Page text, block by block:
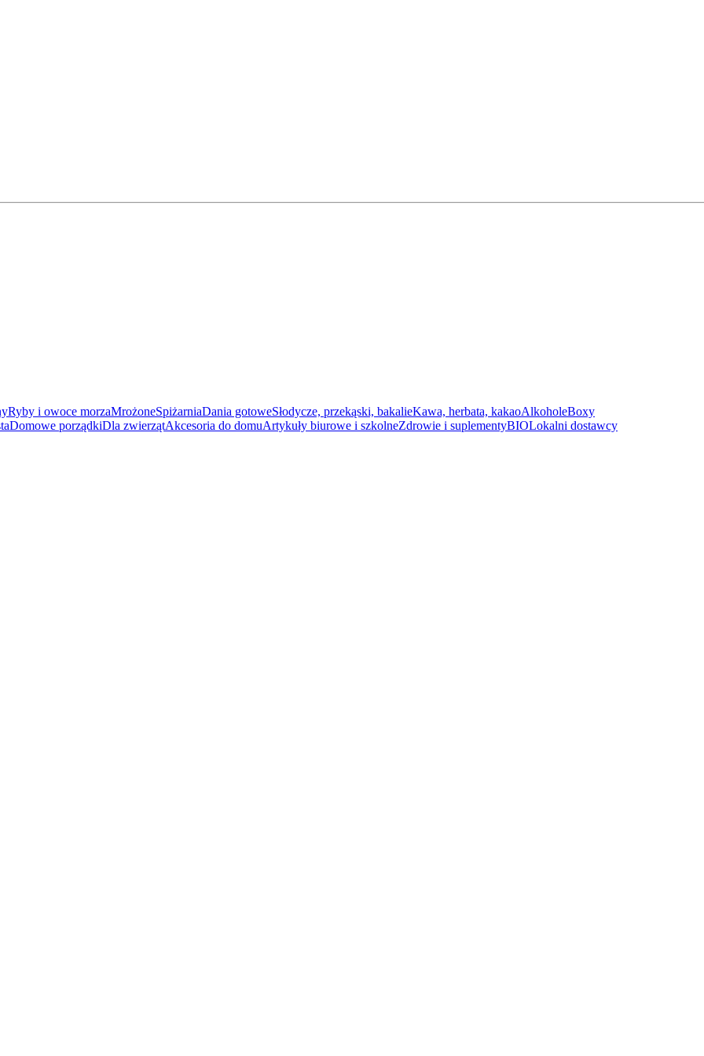
Ryby i owoce morzaMrożoneSpiżarniaDania gotoweSłodycze, przekąski, bakalieKawa, herbata, kakaoAlkoholeBoxy
Domowe porządkiDla zwierzątAkcesoria do domuArtykuły biurowe i szkolneZdrowie i suplementyBIOLokalni dostawcy